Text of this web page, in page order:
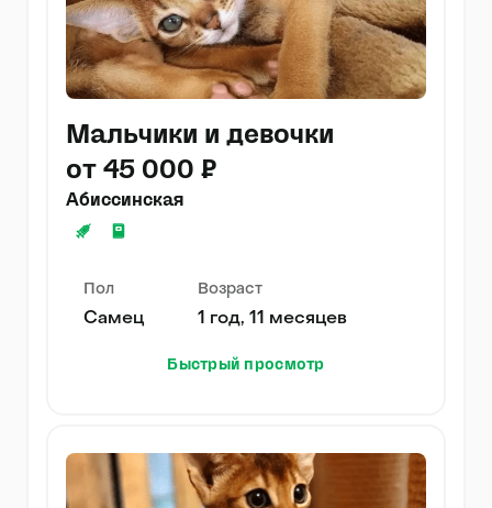
Мальчики и девочки
от 45 000 ₽
Абиссинская
Пол
Самец
Возраст
1 год, 11 месяцев
Быстрый просмотр